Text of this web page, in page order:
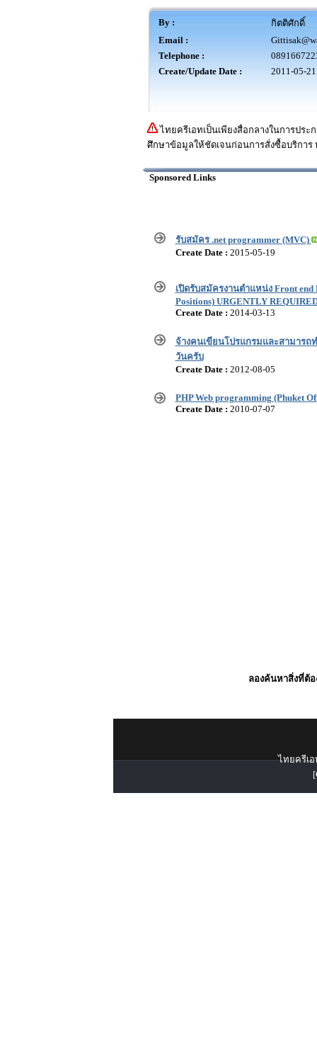
By :
กิตติศักดิ์
Email :
Telephone :
Create/Update Date :
2011-05-
ไทยครีเอทเป็นเพียงสื่อกลางในการปร
ศึกษาข้อมูลให้ชัดเจนก่อนการสั่งซื้อบริการ
Sponsored Links
รับสมัคร .net programmer (MVC)
Create Date : 2015-05-19
เปิดรับสมัครงานตำแหน่ง Front end
Positions) URGENTLY
Create Date : 2014-03-13
จ้างคนเขียนโปรแกรมและสามารถ
วันครับ
Create Date : 2012-08-05
PHP Web programming (Phuket
Create Date : 2010-07-07
ลองค้นหาสิ่งที่ต้อ
ไทยครีเอ
[